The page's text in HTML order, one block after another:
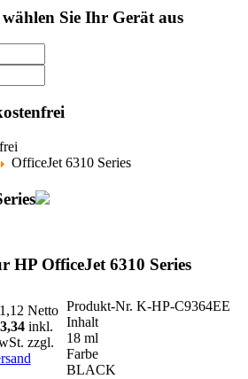
Sie Ihr Gerät aus
OfficeJet 6310 Series
HP OfficeJet 6310 Series
Netto
inkl.
zzgl.
Produkt-Nr. K-HP-C9364EE
Inhalt
18 ml
Farbe
BLACK